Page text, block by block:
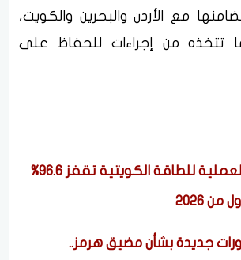
مع الأردن والبحرين والكويت،
تتخذه من إجراءات للحفاظ على
أرباح الشركة العملية للطاقة الكويتية تقفز 96.6%
2026
جديدة بشأن مضيق هرمز..